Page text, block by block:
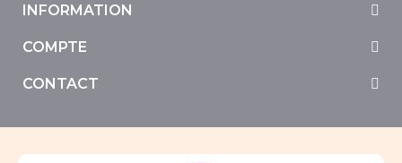
INFORMATION
COMPTE
CONTACT